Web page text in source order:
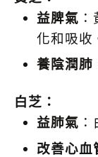
益脾氣
化和吸收
養陰潤肺
白芝：
益肺氣
改善心血